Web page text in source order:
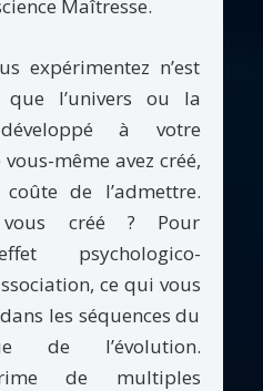
Maîtresse.
expérimentez n’est
l’univers ou la
à votre
même avez créé,
de l’admettre.
vous créé ? Pour
psychologico-
ce qui vous
les séquences du
de l’évolution.
de multiples